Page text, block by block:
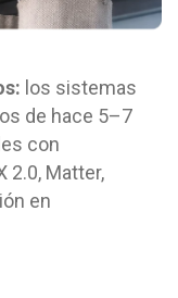
los sistemas
de hace 5–7
con
2.0, Matter,
en